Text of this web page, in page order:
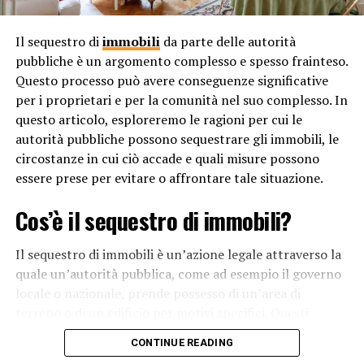
maternità surrogata come una violazione di questo
principio. Altre preoccupazioni riguardano il modo in
cui la maternità surrogata potrebbe influenzare i
modelli tradizionali di famiglia e le relazioni genitoriali.
Tuttavia, è importante notare che le opinioni sulla
maternità surrogata variano notevolmente da paese a
paese. Alcuni paesi, come gli Stati Uniti, hanno adottato
un’approccio più liberale alla maternità surrogata, pur
regolamentando attentamente la pratica per
proteggere i diritti delle parti coinvolte.
surrogata in alcuni paesi è motivato da una
combinazione di preoccupazioni etiche, legali, sociali e
solleva anche domande complesse riguardo alla dignità
e ai diritti delle donne, alla filiazione e alla tutela dei
Il sequestro diimmobilida parte delle autorità
pubbliche è un argomento complesso e spesso frainteso.
Questo processo può avere conseguenze significative
per i proprietari e per la comunità nel suo complesso. In
questo articolo, esploreremo le ragioni per cui le
autorità pubbliche possono sequestrare gli immobili, le
circostanze in cui ciò accade e quali misure possono
essere prese per evitare o affrontare tale situazione.
Cos’è il sequestro di immobili?
Il sequestro di immobili è un’azione legale attraverso la
quale un’autorità pubblica, come ad esempio il governo
motivi possono variare dalle questioni di sicurezza
pubblica alla necessità di sviluppo urbano o
CONTINUE READING